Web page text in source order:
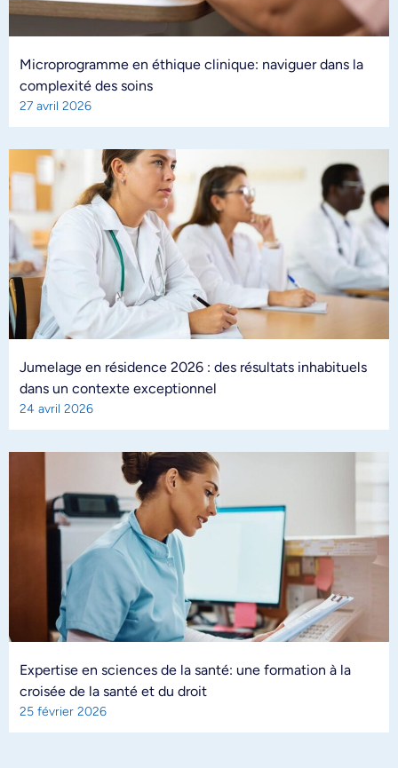
Microprogramme en éthique clinique: naviguer dans la
complexité des soins
27 avril 2026
Jumelage en résidence 2026 : des résultats inhabituels
dans un contexte exceptionnel
24 avril 2026
Expertise en sciences de la santé: une formation à la
croisée de la santé et du droit
25 février 2026